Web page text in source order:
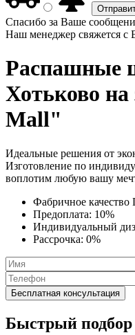
Спасибо за Ваше
Наш менеджер свяжется с
Распашные
Хотьково
Mall"
Идеальные решения от
Изготовление по
воплотим любую вашу
Фабричное качество
Предоплата: 10%
Индивидуальный
Рассрочка: 0%
Быстрый подбор